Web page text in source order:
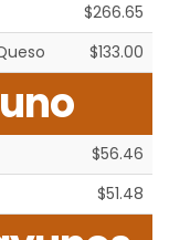
$266.65
$133.00
$56.46
$51.48